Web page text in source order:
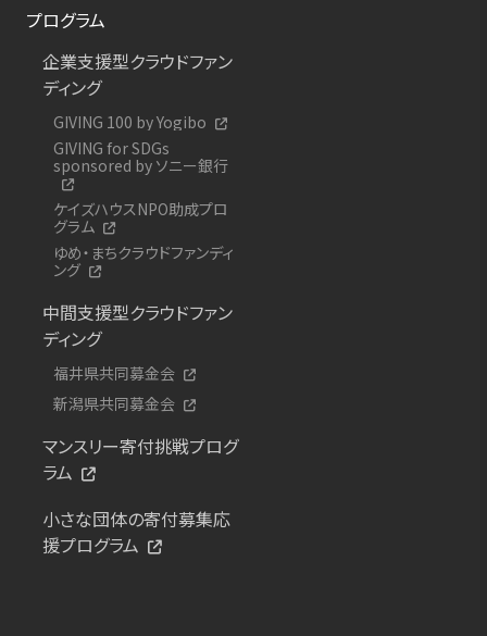
プログラム
企業支援型クラウドファン
ディング
GIVING 100 by Yogibo
GIVING for SDGs
sponsored by ソニー銀行
ケイズハウスNPO助成プロ
グラム
ゆめ・まちクラウドファンディ
ング
中間支援型クラウドファン
ディング
福井県共同募金会
新潟県共同募金会
マンスリー寄付挑戦プログ
ラム
小さな団体の寄付募集応
援プログラム